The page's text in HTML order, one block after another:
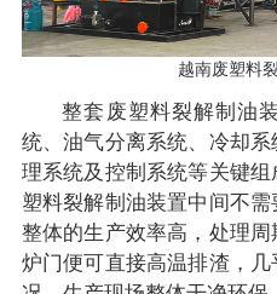
越南废塑料
整套废塑料裂解制油
统、油气分离系统、冷却
理系统及控制系统等关键
塑料裂解制油装置中间不
整体的生产效率高，处理
炉门便可直接高温排渣，